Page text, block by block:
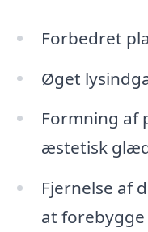
Forbedret
Øget
Formning af
æstetisk
Fjernelse af
at